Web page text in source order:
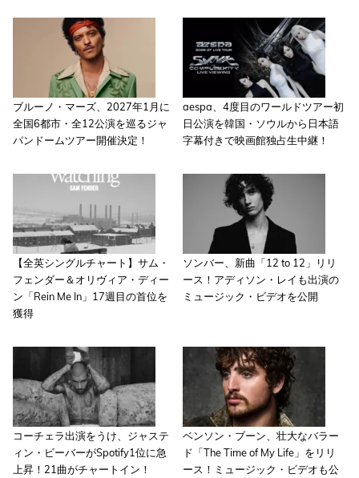
ブルーノ・マーズ、2027年1月に
全国6都市・全12公演を巡るジャ
パンドームツアー開催決定！
aespa、4度目のワールドツアー初
日公演を韓国・ソウルから日本語
字幕付きで映画館独占生中継！
【全英シングルチャート】サム・
フェンダー＆オリヴィア・ディー
ン「Rein Me In」17週目の首位を
獲得
ソンバー、新曲「12 to 12」リリ
ース！アディソン・レイも出演の
ミュージック・ビデオを公開
コーチェラ出演をうけ、ジャステ
ィン・ビーバーがSpotify1位に急
上昇！21曲がチャートイン！
ベンソン・ブーン、壮大なバラー
ド「The Time of My Life」をリリ
ース！ミュージック・ビデオも公